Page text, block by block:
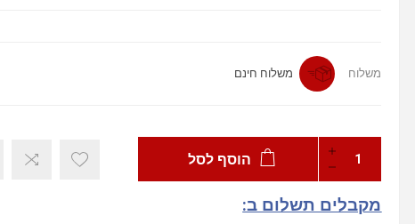
משלוח משלוח חינם
הוסף לסל
מקבלים תשלום ב: